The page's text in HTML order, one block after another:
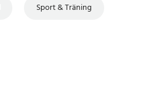
Sport & Träning